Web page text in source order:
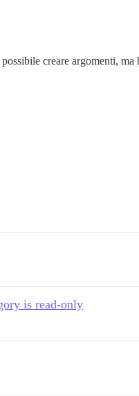
creare argomenti, ma
is read-only